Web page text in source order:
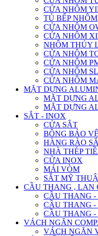
CỬA NHÔM
TỦ BẾP NHÔM
CỬA NHÔM
CỬA NHÔM
NHÔM THỦY
CỬA NHÔM
CỬA NHÔM
CỬA NHÔM
CỬA NHÔM
MẶT DỰNG
MẶT DỰNG
MẶT DỰNG
SẮT - INOX
CỬA SẮT
BÔNG BẢO
HÀNG RÀO
NHÀ THÉP
CỬA INOX
MÁI VÒM
SẮT MỸ
CẦU THANG , LAN
CẦU THANG
CẦU THANG
CẦU THANG
VÁCH NGĂN
VÁCH NGĂN